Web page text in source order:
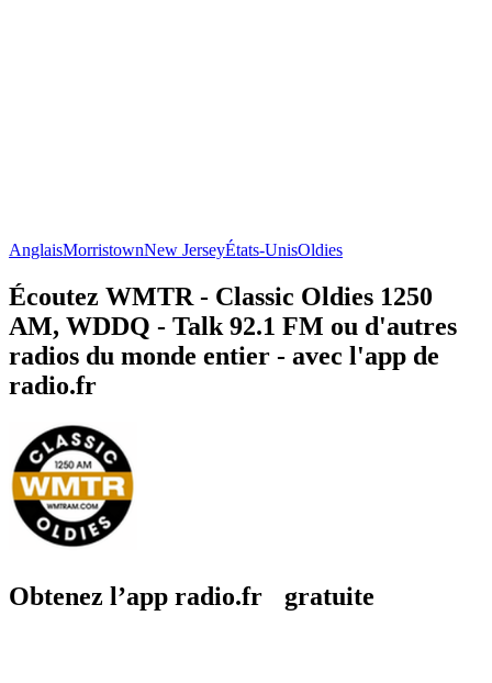
AnglaisMorristownNew JerseyÉtats-UnisOldies
Écoutez WMTR - Classic Oldies 1250
AM, WDDQ - Talk 92.1 FM ou d'autres
radios du monde entier - avec l'app de
radio.fr
Obtenez l’app radio.fr gratuite